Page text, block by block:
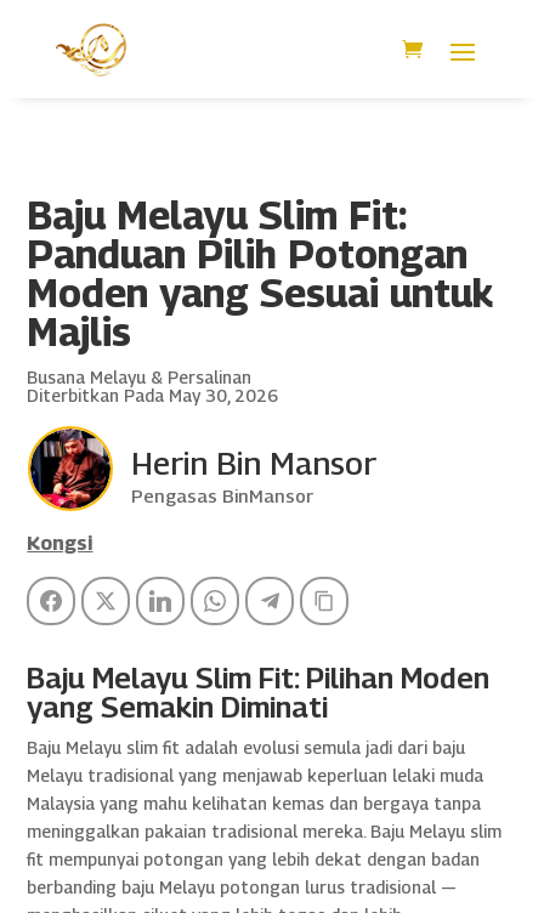
Baju Melayu Slim Fit:
Panduan Pilih Potongan
Moden yang Sesuai untuk
Majlis
Busana Melayu & Persalinan
Diterbitkan Pada May 30, 2026
Herin Bin Mansor
Pengasas BinMansor
Kongsi
FacebookTwitter LinkedInWhatsAppTelegramCopy Link
Baju Melayu Slim Fit: Pilihan Moden
yang Semakin Diminati
Baju Melayu slim fit adalah evolusi semula jadi dari baju
Melayu tradisional yang menjawab keperluan lelaki muda
Malaysia yang mahu kelihatan kemas dan bergaya tanpa
meninggalkan pakaian tradisional mereka. Baju Melayu slim
fit mempunyai potongan yang lebih dekat dengan badan
berbanding baju Melayu potongan lurus tradisional —